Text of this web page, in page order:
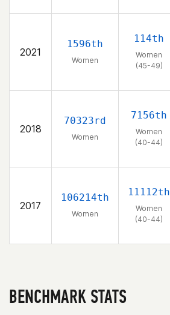
2021
1596th
Women
114th
Women
(45-49)
2018
70323rd
Women
7156th
Women
(40-44)
2017
106214th
Women
11112th
Women
(40-44)
BENCHMARK STATS